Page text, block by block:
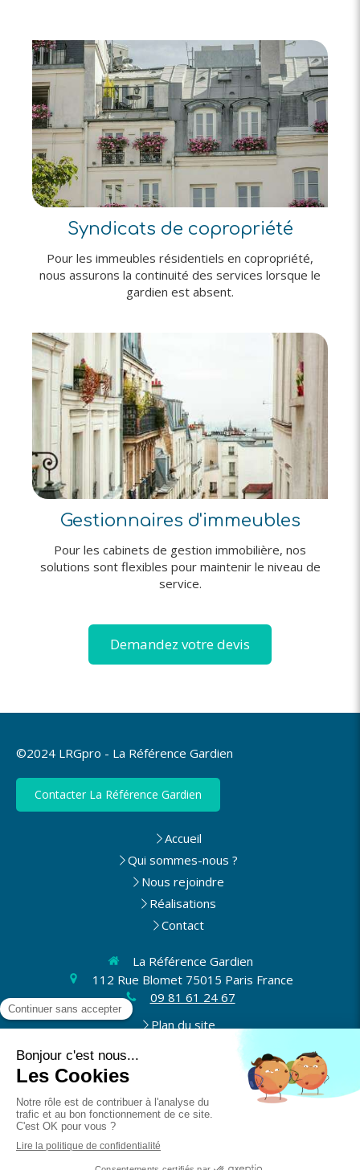
Syndicats de copropriété
Pour les immeubles résidentiels en copropriété,
nous assurons la continuité des services lorsque le
gardien est absent.
Gestionnaires d'immeubles
Pour les cabinets de gestion immobilière, nos
solutions sont flexibles pour maintenir le niveau de
service.
Demandez votre devis
©2024 LRGpro - La Référence Gardien
Contacter La Référence Gardien
Accueil
Qui sommes-nous ?
Nous rejoindre
Réalisations
Contact
La Référence Gardien
112 Rue Blomet 75015 Paris France
09 81 61 24 67
Plan du site
Mentions légales et CGV
Du
8h30-17h30